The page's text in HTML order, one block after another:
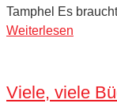
Tamphel Es
Weiterlesen
Viele, viele